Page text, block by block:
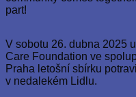
part!
V sobotu 26. dubna 2025
Care Foundation ve
Praha letošní sbírku
v nedalekém Lidlu.